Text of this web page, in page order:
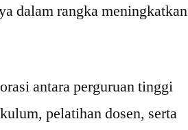
dalam rangka meningkatkan
antara perguruan tinggi
pelatihan dosen, serta